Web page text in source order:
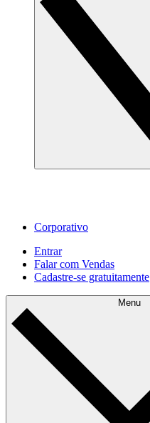
Corporativo
Entrar
Falar com Vendas
Cadastre‐se gratuitamente
Menu